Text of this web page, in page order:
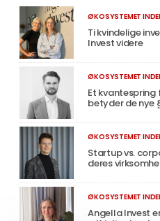
ØKOSYSTEMET
Ti kvindelige
Invest videre
ØKOSYSTEMET
Et
betyder de nye
ØKOSYSTEMET
Startup vs.
deres
ØKOSYSTEMET
Angella Invest